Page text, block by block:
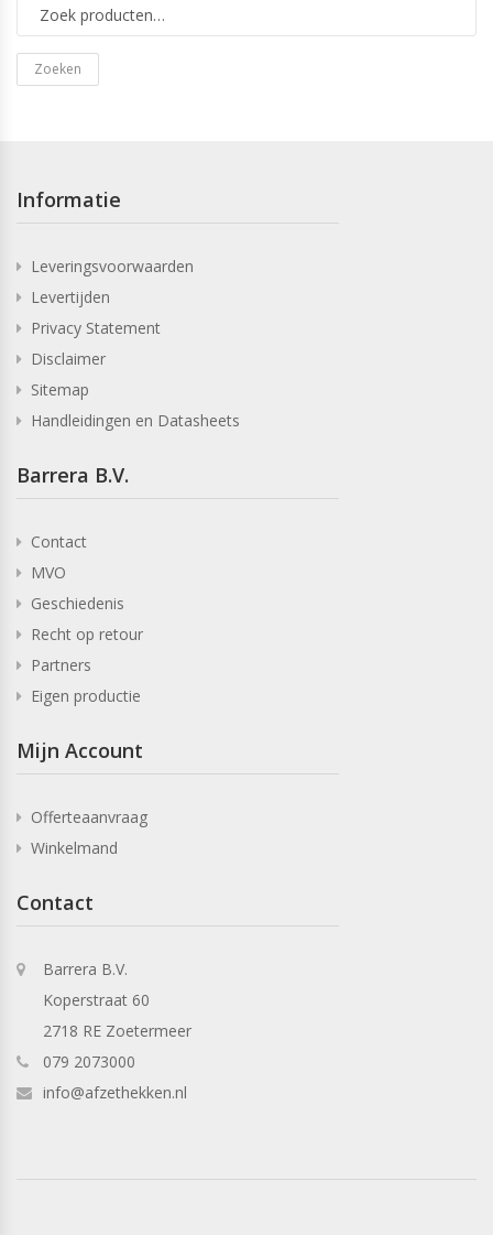
Zoeken
Informatie
Leveringsvoorwaarden
Levertijden
Privacy Statement
Disclaimer
Sitemap
Handleidingen en Datasheets
Barrera B.V.
Contact
MVO
Geschiedenis
Recht op retour
Partners
Eigen productie
Mijn Account
Offerteaanvraag
Winkelmand
Contact
Barrera B.V.
Koperstraat 60
2718 RE Zoetermeer
079 2073000
info@afzethekken.nl